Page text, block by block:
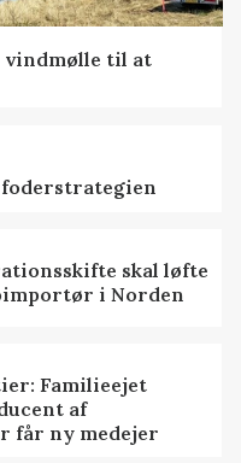
vindmølle til at
foderstrategien
skal løfte
i Norden
Familieejet
af
får ny medejer